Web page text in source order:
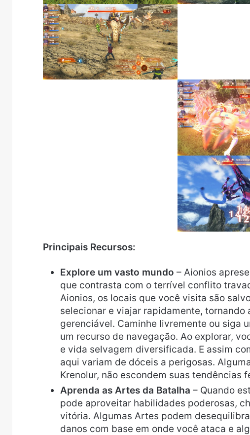
Principais Recursos:
Explore um vasto mundo – Aionios
que contrasta com o terrível conflito
Aionios, os locais que você visita são
selecionar e viajar rapidamente,
gerenciável. Caminhe livremente ou siga
um recurso de navegação. Ao explorar,
e vida selvagem diversificada. E assim
aqui variam de dóceis a perigosas.
Krenolur, não escondem suas tendências
Aprenda as Artes da Batalha – Quando
pode aproveitar habilidades poderosas,
vitória. Algumas Artes podem
danos com base em onde você ataca e